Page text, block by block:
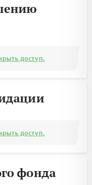
доступ.
доступ.
фонда